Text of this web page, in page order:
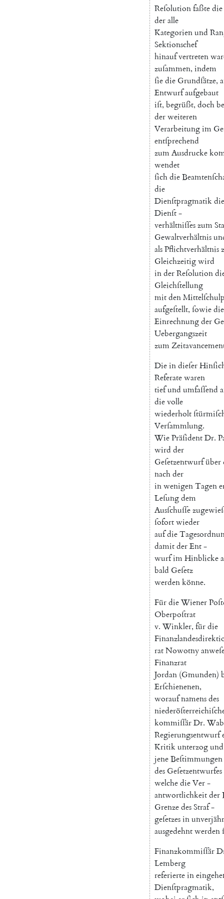
Reſolutionfaßtedie
deralle
Kategorienund
Sektionschef
hinaufvertreten
zuſammen, indem
ſiedie Grundſätze,
Entwurfaufgebaut
iſt, begrüßt, doch
derweiteren
Verarbeitungim
entſprechend
zumAusdrucke
wendet
ſichdie
die
Dienſtpragmatikdie
Dienſt-
verhältniſſeszum
Gewaltverhältnis
alsPflichtverhältnis
Gleichzeitigwird
inderReſolution
Gleichſtellung
mitden
aufgeſtellt, ſowiedie
Einrechnungder
Uebergangszeit
zum
Dieindieſer
Referatewaren
tiefund umfaſſend
dievolle
wiederholt
Verſammlung.
WiePräſidentDr.
wird der
Geſetzentwurfüber
nachder
inwenigenTagen
Leſungdem
Ausſchuſſe
ſofortwieder
aufdie
damitderEnt-
wurfimHinblicke
bald Geſetz
werdenkönne.
FürdieWiener
Oberpoſtrat
v. Winkler, fürdie
ratNowotny
Finanzrat
Jordan (Gmunden)
Erſchienenen,
woraufnamensdes
kommiſſärDr.
Regierungsentwurf
Kritikunterzogund
jeneBeſtimmungen
des Geſetzentwurfes
welchedieVer-
antwortlichkeitder
GrenzedesStraf-
geſetzesin
ausgedehntwerden
Finanzkommiſſär
Lemberg
referiertein
Dienſtpragmatik,